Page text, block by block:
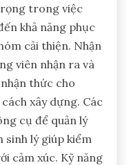
trong việc
khả năng phục
cải thiện. Nhận
viên nhận ra và
thức cho
xây dựng. Các
cụ để quản lý
sinh lý giúp kiểm
cảm xúc. Kỹ năng